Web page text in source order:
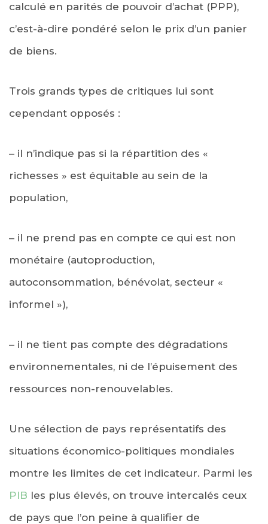
calculé en parités de pouvoir d’achat (PPP),
c’est-à-dire pondéré selon le prix d’un panier
de biens.
Trois grands types de critiques lui sont
cependant opposés :
– il n’indique pas si la répartition des «
richesses » est équitable au sein de la
population,
– il ne prend pas en compte ce qui est non
monétaire (autoproduction,
autoconsommation, bénévolat, secteur «
informel »),
– il ne tient pas compte des dégradations
environnementales, ni de l’épuisement des
ressources non-renouvelables.
Une sélection de pays représentatifs des
situations économico-politiques mondiales
montre les limites de cet indicateur. Parmi les
PIB les plus élevés, on trouve intercalés ceux
de pays que l’on peine à qualifier de